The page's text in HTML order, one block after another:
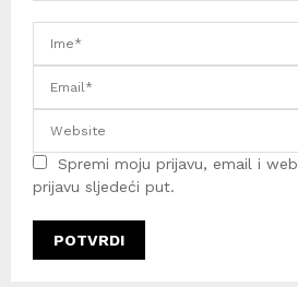
Spremi moju prijavu, email i
prijavu sljedeći put.